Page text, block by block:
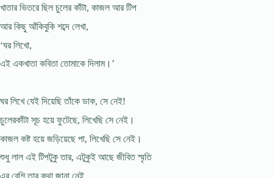
খাতার ভিতরে ছিল চুলের কাঁটা, কাজল আর টিপ
আর কিছু আঁকিবুকি শব্দে লেখা,
‘ঘর লিখাে,
এই একখাতা কবিতা তােমাকে দিলাম।’
ঘর লিখে যেই দিয়েছি তাঁকে ডাক, সে নেই!
চুলেরকাঁটা সূচ হয়ে ফুটেছে, লিখেছি সে নেই।
কাজল কষ্ট হয়ে জড়িয়েছে পা, লিখেছি সে নেই।
শুধু লাল এই টিপটুকু তার, এটুকুই আছে জীবিত স্মৃতি